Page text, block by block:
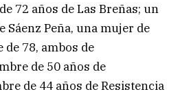
72 años de Las Breñas; un
Sáenz Peña, una mujer de
78, ambos de
de 50 años de
de 44 años de Resistencia